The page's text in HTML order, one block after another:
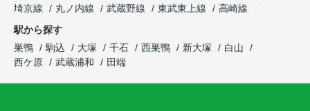
埼京線
丸ノ内線 武蔵野線 東武東上線
高崎線
駅から探す
巣鴨
駒込 大塚 千石 西巣鴨 新大塚
白山
西ケ原
武蔵浦和 田端